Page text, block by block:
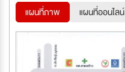
แผนที่ภาพ
แผนที่ออนไลน์